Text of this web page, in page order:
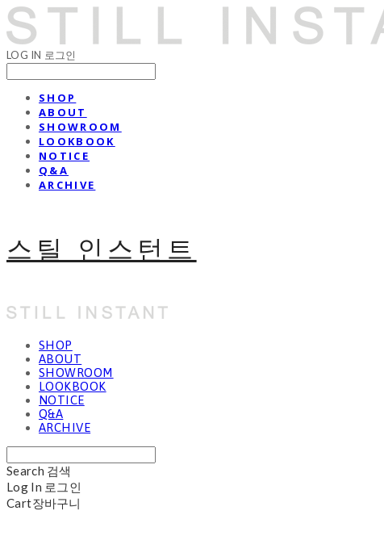
LOG IN 로그인
SHOP
ABOUT
SHOWROOM
LOOKBOOK
NOTICE
Q&A
ARCHIVE
스틸 인스턴트
SHOP
ABOUT
SHOWROOM
LOOKBOOK
NOTICE
Q&A
ARCHIVE
Search 검색
Log In 로그인
Cart장바구니